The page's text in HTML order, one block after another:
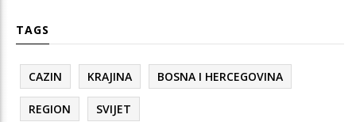
TAGS
CAZIN KRAJINA BOSNA I HERCEGOVINA
REGION SVIJET